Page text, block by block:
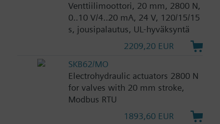
Venttiilimoottori, 20 mm, 2800 N,
0..10 V/4..20 mA, 24 V, 120/15/15
s, jousipalautus, UL-hyväksyntä
2209,20 EUR
SKB62/MO
Electrohydraulic actuators 2800 N
for valves with 20 mm stroke,
Modbus RTU
1893,60 EUR